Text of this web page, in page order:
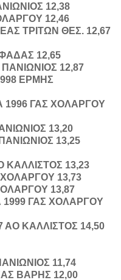
12,38
12,46
ΤΡΙΤΩΝ ΘΕΣ. 12,67
12,65
ΠΑΝΙΩΝΙΟΣ 12,87
ΕΡΜΗΣ
1996 ΓΑΣ ΧΟΛΑΡΓΟΥ
13,20
ΠΑΝΙΩΝΙΟΣ 13,25
ΚΑΛΛΙΣΤΟΣ 13,23
ΧΟΛΑΡΓΟΥ 13,73
13,87
1999 ΓΑΣ ΧΟΛΑΡΓΟΥ
ΑΟ ΚΑΛΛΙΣΤΟΣ 14,50
11,74
ΒΑΡΗΣ 12,00